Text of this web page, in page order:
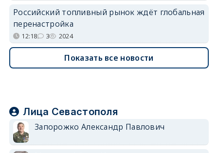
Российский топливный рынок ждёт глобальная
перенастройка
12:18 3 2024
Показать все новости
Лица Севастополя
Запорожко Александр Павлович